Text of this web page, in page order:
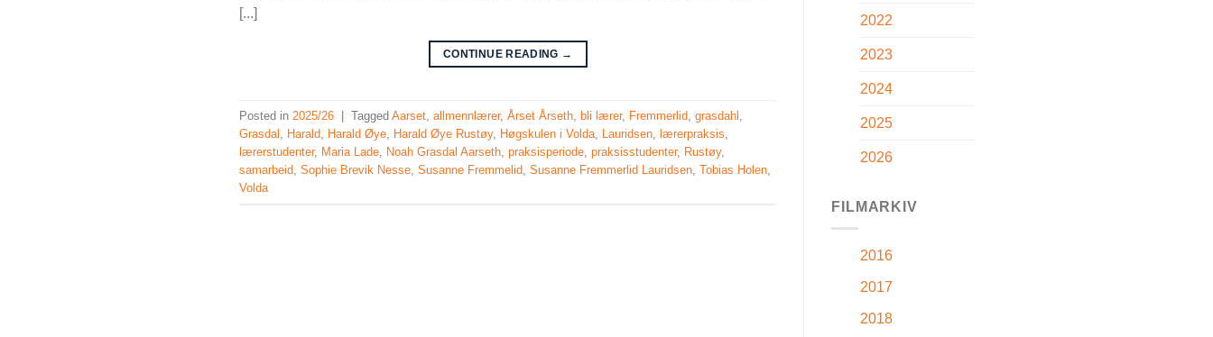
[...]
CONTINUE READING →
Posted in 2025/26 | TaggedAarset ,allmennlærer,Årset Årseth ,bli lærer, Fremmerlid ,grasdahl
Grasdal
Harald Harald Øye Harald Øye Rustøy, Høgskulen i Volda Lauridsen ,lærerpraksis
lærerstudenter, Maria Lade Noah Grasdal Aarseth ,praksisperiode ,praksisstudenter, Rustøy,
samarbeid ,Sophie Brevik Nesse ,Susanne Fremmelid ,Susanne Fremmerlid Lauridsen ,Tobias Holen
Volda
2022
2023
2024
2025
2026
FILMARKIV
2016
2017
2018